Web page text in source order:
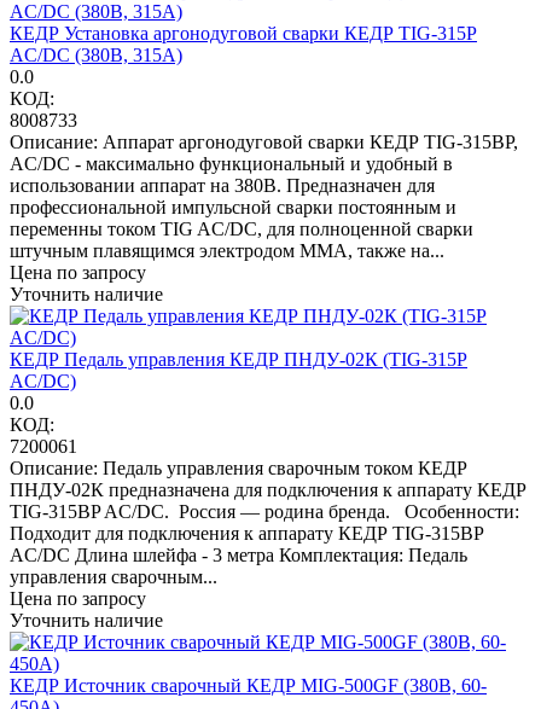
КЕДР Установка аргонодуговой сварки КЕДР TIG-315P
AC/DC (380В, 315А)
0.0
КОД:
8008733
Описание: Аппарат аргонодуговой сварки КЕДР TIG-315BP,
AC/DC - максимально функциональный и удобный в
использовании аппарат на 380В. Предназначен для
профессиональной импульсной сварки постоянным и
переменны током TIG AC/DC, для полноценной сварки
штучным плавящимся электродом MMA, также на...
Цена по запросу
Уточнить наличие
КЕДР Педаль управления КЕДР ПНДУ-02К (TIG-315P
AC/DC)
0.0
КОД:
7200061
Описание: Педаль управления сварочным током КЕДР
ПНДУ-02К предназначена для подключения к аппарату КЕДР
TIG-315BP AC/DC. Россия — родина бренда. Особенности:
Подходит для подключения к аппарату КЕДР TIG-315BP
AC/DC Длина шлейфа - 3 метра Комплектация: Педаль
управления сварочным...
Цена по запросу
Уточнить наличие
КЕДР Источник сварочный КЕДР MIG-500GF (380В, 60-